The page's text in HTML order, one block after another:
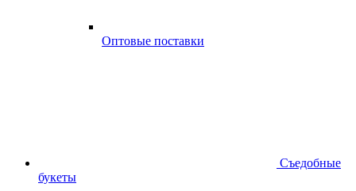
Оптовые поставки
Съедобные
букеты